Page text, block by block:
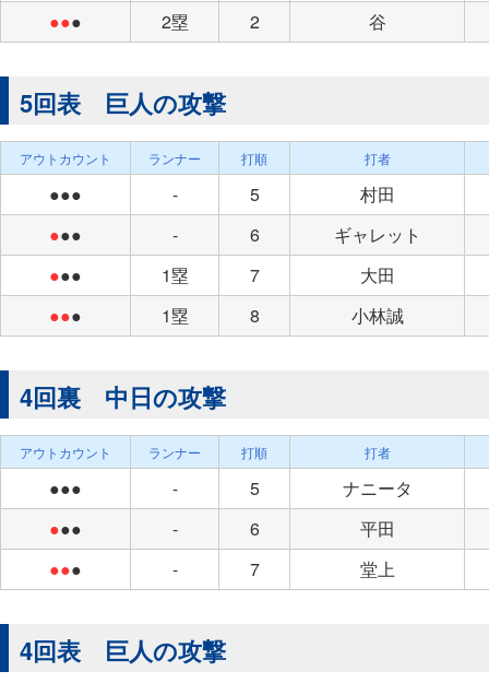
●●● 2塁 2 谷
5回表 巨人の攻撃
アウトカウント ランナー 打順 打者
●●● - 5
村田
●●● - 6
ギャレット
●●● 1塁 7
大田
●●● 1塁 8 小林誠
4回裏 中日の攻撃
アウトカウント ランナー 打順 打者
●●● - 5
ナニータ
●●● - 6
平田
●●● - 7 堂上
4回表 巨人の攻撃